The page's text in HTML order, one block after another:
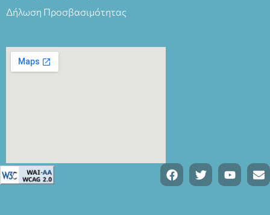
Δήλωση Προσβασιμότητας